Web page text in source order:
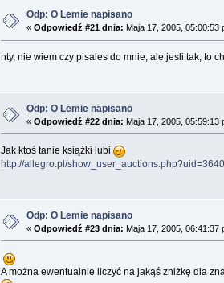
Odp: O Lemie napisano
« Odpowiedź #21 dnia: Maja 17, 2005, 05:00:53
nty, nie wiem czy pisales do mnie, ale jesli tak, to
Odp: O Lemie napisano
« Odpowiedź #22 dnia: Maja 17, 2005, 05:59:13
Jak ktoś tanie książki lubi
http://allegro.pl/
Odp: O Lemie napisano
« Odpowiedź #23 dnia: Maja 17, 2005, 06:41:37
A można ewentualnie liczyć na jakąś zniżkę dla